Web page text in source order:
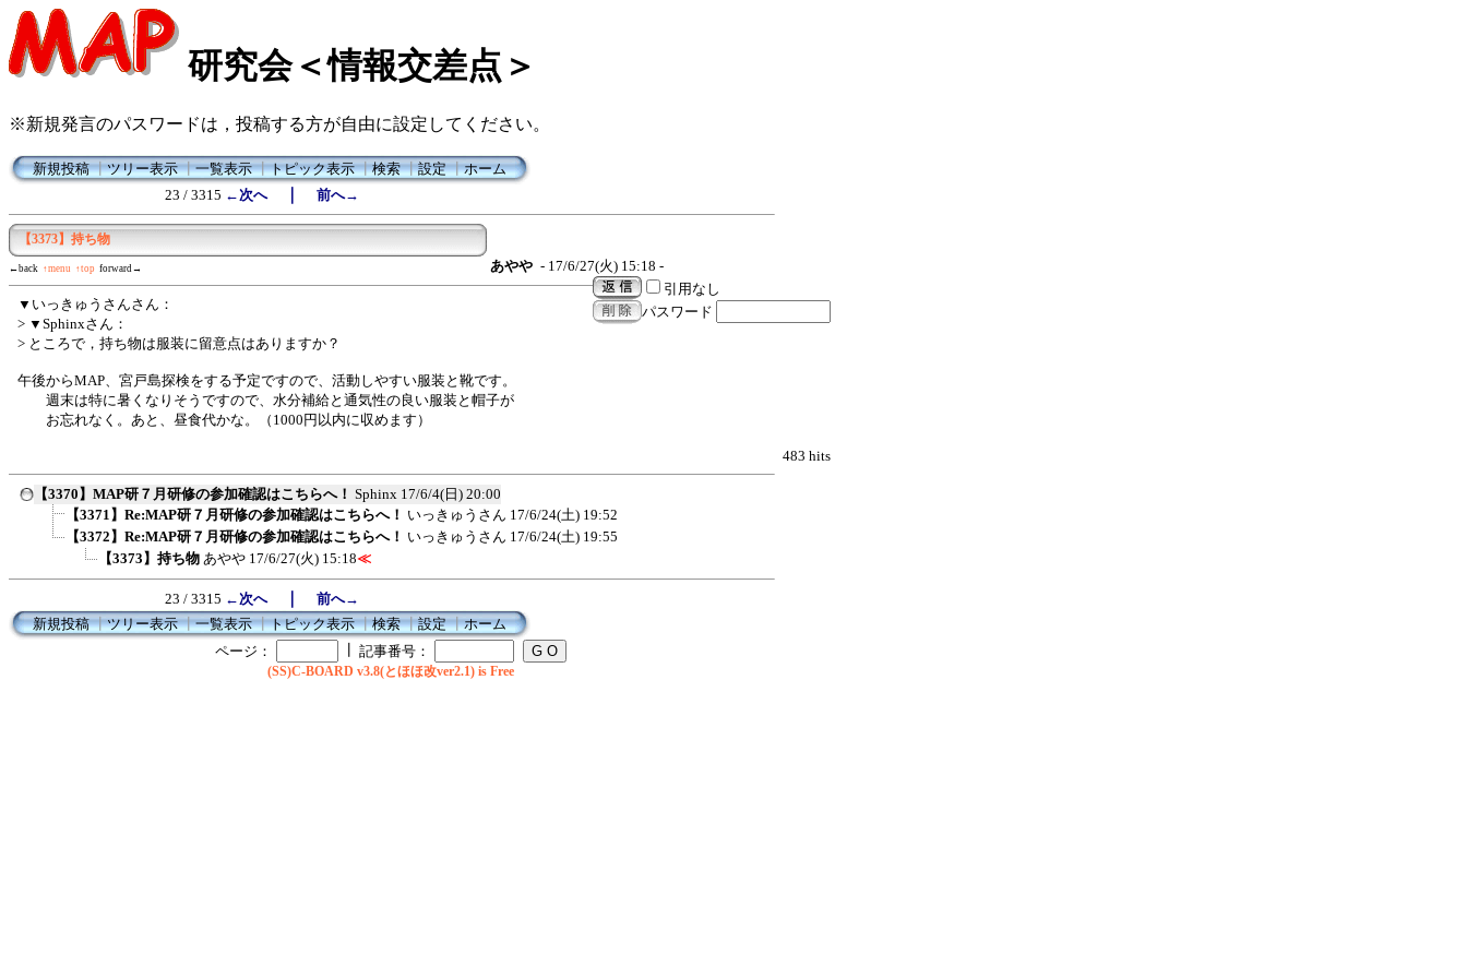
研究会＜情報交差点＞
※新規発言のパスワードは，投稿する方が自由に設定してください。
新規投稿┃ツリー表示┃一覧表示┃トピック表示┃検索┃設定┃ホーム
23 / 3315 ←次へ｜ 前へ→
【3373】持ち物
←back ↑menu ↑top forward→ あやや - 17/6/27(火) 15:18 -
引用なし
パスワード
▼いっきゅうさんさん：
> ▼Sphinxさん：
> ところで，持ち物は服装に留意点はありますか？
午後からMAP、宮戸島探検をする予定ですので、活動しやすい服装と靴です。
週末は特に暑くなりそうですので、水分補給と通気性の良い服装と帽子が
お忘れなく。あと、昼食代かな。（1000円以内に収めます）
483 hits
【3370】MAP研７月研修の参加確認はこちらへ！ Sphinx 17/6/4(日) 20:00
【3371】Re:MAP研７月研修の参加確認はこちらへ！ いっきゅうさん 17/6/24(土) 19:52
【3372】Re:MAP研７月研修の参加確認はこちらへ！ いっきゅうさん 17/6/24(土) 19:55
【3373】持ち物 あやや 17/6/27(火) 15:18≪
23 / 3315 ←次へ｜ 前へ→
新規投稿┃ツリー表示┃一覧表示┃トピック表示┃検索┃設定┃ホーム
ページ：
記事番号：
(SS)C-BOARD v3.8(とほほ改ver2.1) is Free